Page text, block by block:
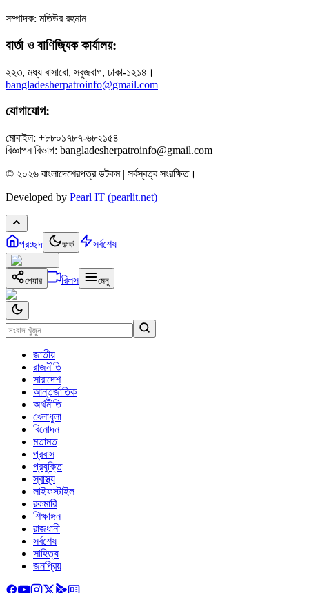
সম্পাদক: মতিউর রহমান
বার্তা ও বাণিজ্যিক কার্যালয়:
২২৩, মধ্য বাসাবো, সবুজবাগ, ঢাকা-১২১৪।
bangladesherpatroinfo@gmail.com
যোগাযোগ:
মোবাইল: +৮৮০১৭৮৭-৬৮২১৫৪
বিজ্ঞাপন বিভাগ: bangladesherpatroinfo@gmail.com
© ২০২৬ বাংলাদেশেরপত্র ডটকম | সর্বস্বত্ব সংরক্ষিত।
Developed by Pearl IT (pearlit.net)
প্রচ্ছদ ডার্ক সর্বশেষ
শেয়ার রিলস মেনু
জাতীয়
রাজনীতি
সারাদেশ
আন্তর্জাতিক
অর্থনীতি
খেলাধুলা
বিনোদন
মতামত
প্রবাস
প্রযুক্তি
স্বাস্থ্য
লাইফস্টাইল
রকমারি
শিক্ষাঙ্গন
রাজধানী
সর্বশেষ
সাহিত্য
জনপ্রিয়